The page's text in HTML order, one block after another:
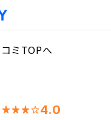
ミTOPへ
4.0